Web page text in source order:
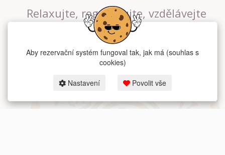
Relaxujte, regenerujte, vzdělávejte
se v největším jógovém studiu v
Praze
Aby rezervační systém fungoval tak, jak má (souhlas s
cookies)
Nastavení Povolit vše